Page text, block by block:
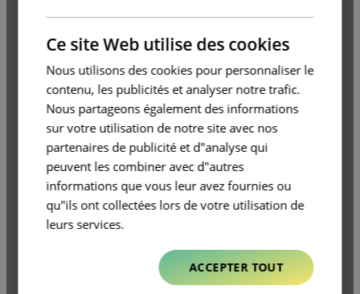
Ce site Web utilise des cookies
Nous utilisons des cookies pour personnaliser le
contenu, les publicités et analyser notre trafic.
Nous partageons également des informations
sur votre utilisation de notre site avec nos
partenaires de publicité et d"analyse qui
peuvent les combiner avec d"autres
informations que vous leur avez fournies ou
qu"ils ont collectées lors de votre utilisation de
leurs services.
ACCEPTER TOUT